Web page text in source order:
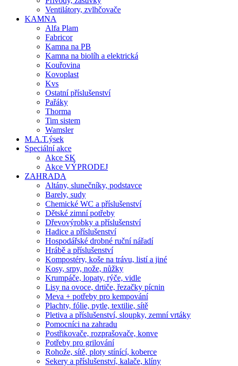
Ventilátory, zvlhčovače
KAMNA
Alfa Plam
Fabricor
Kamna na PB
Kamna na biolíh a elektrická
Kouřovina
Kovoplast
Kvs
Ostatní příslušenství
Pařáky
Thorma
Tim sistem
Wamsler
M.A.T.ýsek
Speciální akce
Akce SK
Akce VÝPRODEJ
ZAHRADA
Altány, slunečníky, podstavce
Barely, sudy
Chemické WC a příslušenství
Dětské zimní potřeby
Dřevovýrobky a příslušenství
Hadice a příslušenství
Hospodářské drobné ruční nářadí
Hrábě a příslušenství
Kompostéry, koše na trávu, listí a jiné
Kosy, srpy, nože, nůžky
Krumpáče, lopaty, rýče, vidle
Lisy na ovoce, drtiče, řezačky pícnin
Meva + potřeby pro kempování
Plachty, fólie, pytle, textilie, sítě
Pletiva a příslušenství, sloupky, zemní vrtáky
Pomocníci na zahradu
Postřikovače, rozprašovače, konve
Potřeby pro grilování
Rohože, sítě, ploty stínící, koberce
Sekery a příslušenství, kalače, klíny